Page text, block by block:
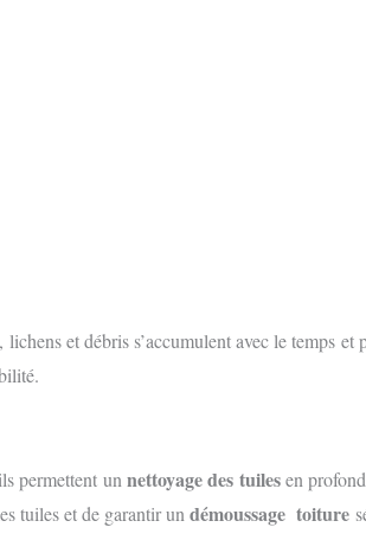
et débris s’accumulent avec le temps
permettent unnettoyage des tuilesen
tuiles et de garantir undémoussage toiture